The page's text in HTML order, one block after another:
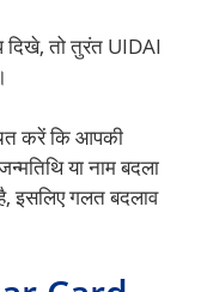
दिखे, तो तुरंत UIDAI
करें कि आपकी
या नाम बदला
इसलिए गलत बदलाव